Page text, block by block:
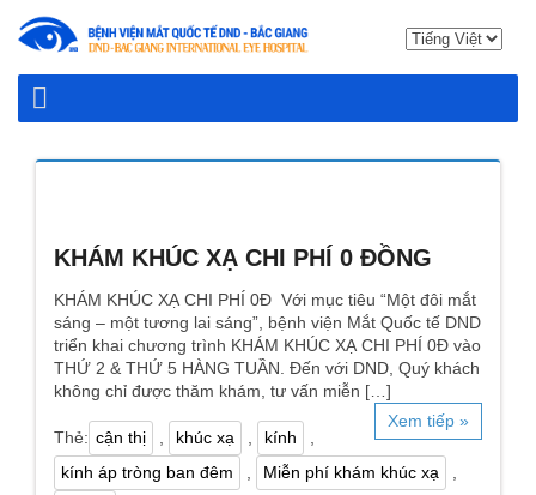
KHÁM KHÚC XẠ CHI PHÍ 0 ĐỒNG
KHÁM KHÚC XẠ CHI PHÍ 0Đ Với mục tiêu “Một đôi mắt
sáng – một tương lai sáng”, bệnh viện Mắt Quốc tế DND
triển khai chương trình KHÁM KHÚC XẠ CHI PHÍ 0Đ vào
THỨ 2 & THỨ 5 HÀNG TUẦN. Đến với DND, Quý khách
không chỉ được thăm khám, tư vấn miễn […]
Xem tiếp »
Thẻ: cận thị khúc xạ kính
kính áp tròng ban đêm
Miễn phí khám khúc xạ